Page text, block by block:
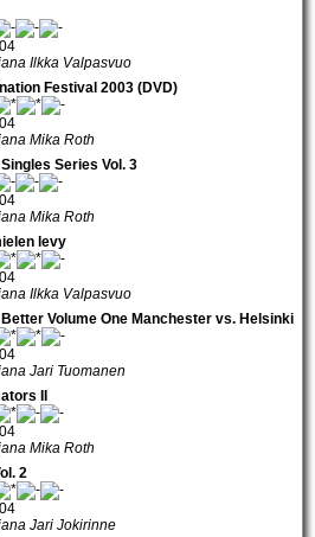
Ilkka Valpasvuo
Festival 2003 (DVD)
Mika Roth
Series Vol. 3
Mika Roth
levy
Ilkka Valpasvuo
Volume One Manchester vs. Helsinki
Jari Tuomanen
II
Mika Roth
2
Jari Jokirinne